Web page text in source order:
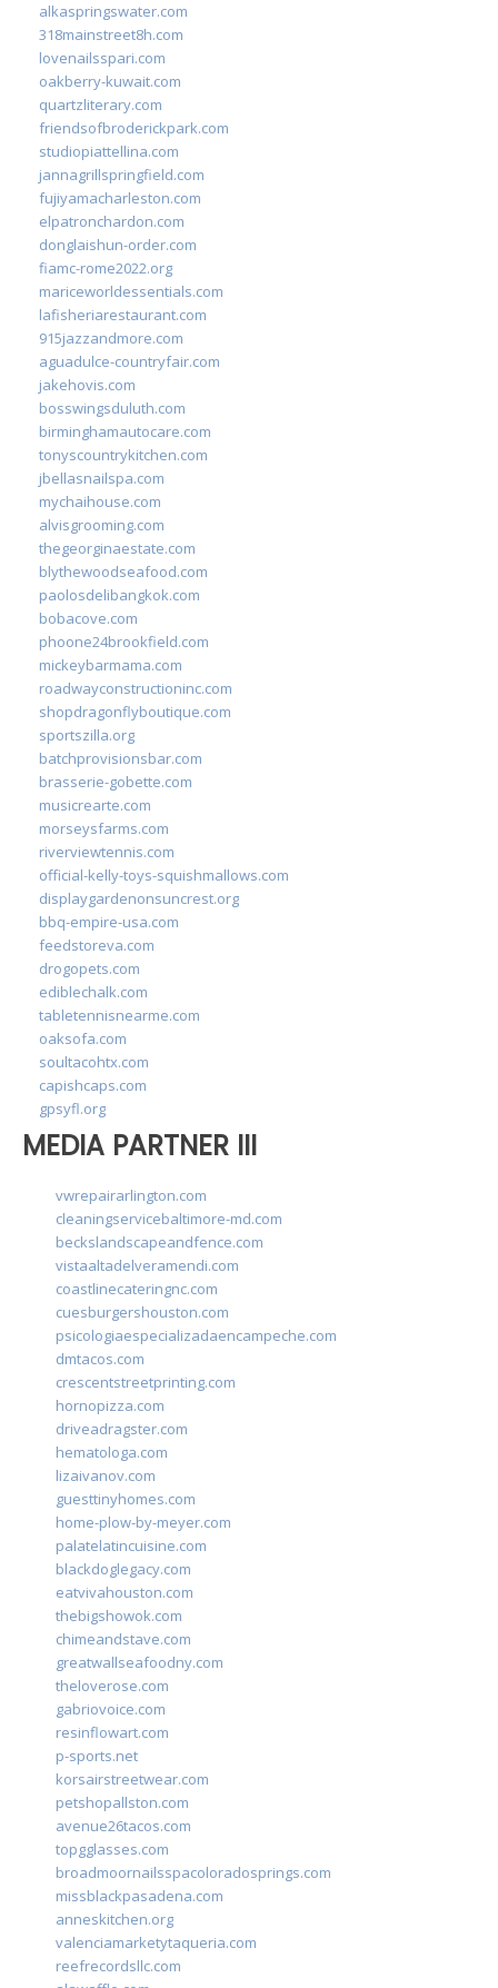
alkaspringswater.com
318mainstreet8h.com
lovenailsspari.com
oakberry-kuwait.com
quartzliterary.com
friendsofbroderickpark.com
studiopiattellina.com
jannagrillspringfield.com
fujiyamacharleston.com
elpatronchardon.com
donglaishun-order.com
fiamc-rome2022.org
mariceworldessentials.com
lafisheriarestaurant.com
915jazzandmore.com
aguadulce-countryfair.com
jakehovis.com
bosswingsduluth.com
birminghamautocare.com
tonyscountrykitchen.com
jbellasnailspa.com
mychaihouse.com
alvisgrooming.com
thegeorginaestate.com
blythewoodseafood.com
paolosdelibangkok.com
bobacove.com
phoone24brookfield.com
mickeybarmama.com
roadwayconstructioninc.com
shopdragonflyboutique.com
sportszilla.org
batchprovisionsbar.com
brasserie-gobette.com
musicrearte.com
morseysfarms.com
riverviewtennis.com
official-kelly-toys-squishmallows.com
displaygardenonsuncrest.org
bbq-empire-usa.com
feedstoreva.com
drogopets.com
ediblechalk.com
tabletennisnearme.com
oaksofa.com
soultacohtx.com
capishcaps.com
gpsyfl.org
MEDIA PARTNER III
vwrepairarlington.com
cleaningservicebaltimore-md.com
beckslandscapeandfence.com
vistaaltadelveramendi.com
coastlinecateringnc.com
cuesburgershouston.com
psicologiaespecializadaencampeche.com
dmtacos.com
crescentstreetprinting.com
hornopizza.com
driveadragster.com
hematologa.com
lizaivanov.com
guesttinyhomes.com
home-plow-by-meyer.com
palatelatincuisine.com
blackdoglegacy.com
eatvivahouston.com
thebigshowok.com
chimeandstave.com
greatwallseafoodny.com
theloverose.com
gabriovoice.com
resinflowart.com
p-sports.net
korsairstreetwear.com
petshopallston.com
avenue26tacos.com
topgglasses.com
broadmoornailsspacoloradosprings.com
missblackpasadena.com
anneskitchen.org
valenciamarketytaqueria.com
reefrecordsllc.com